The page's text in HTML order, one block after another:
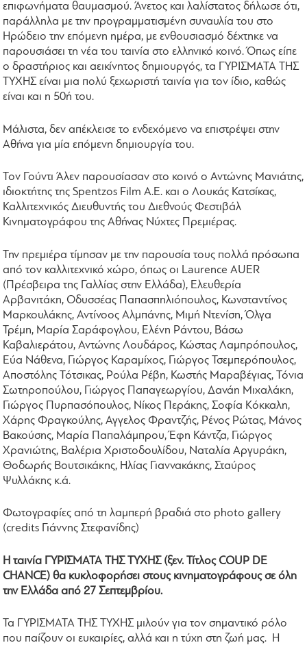
επιφωνήματα θαυμασμού. Άνετος και λαλίστατος δήλωσε ότι,
παράλληλα με την προγραμματισμένη συναυλία του στο
Ηρώδειο την επόμενη ημέρα, με ενθουσιασμό δέχτηκε να
παρουσιάσει τη νέα του ταινία στο ελληνικό κοινό. Όπως είπε
ο δραστήριος και αεικίνητος δημιουργός, τα ΓΥΡΙΣΜΑΤΑ ΤΗΣ
ΤΥΧΗΣ είναι μια πολύ ξεχωριστή ταινία για τον ίδιο, καθώς
είναι και η 50ή του.
Μάλιστα, δεν απέκλεισε το ενδεχόμενο να επιστρέψει στην
Αθήνα για μία επόμενη δημιουργία του.
Τον Γούντι Άλεν παρουσίασαν στο κοινό ο Αντώνης Μανιάτης,
ιδιοκτήτης της Spentzos Film Α.Ε. και ο Λουκάς Κατσίκας,
Καλλιτεχνικός Διευθυντής του Διεθνούς Φεστιβάλ
Κινηματογράφου της Αθήνας Νύχτες Πρεμιέρας.
Την πρεμιέρα τίμησαν με την παρουσία τους πολλά πρόσωπα
από τον καλλιτεχνικό χώρο, όπως οι Laurence AUER
(Πρέσβειρα της Γαλλίας στην Ελλάδα), Ελευθερία
Αρβανιτάκη, Οδυσσέας Παπασπηλιόπουλος, Κωνσταντίνος
Μαρκουλάκης, Αντίνοος Αλμπάνης, Μιμή Ντενίση, Όλγα
Τρέμη, Μαρία Σαράφογλου, Ελένη Ράντου, Βάσω
Καβαλιεράτου, Αντώνης Λουδάρος, Κώστας Λαμπρόπουλος,
Εύα Νάθενα, Γιώργος Καραμίχος, Γιώργος Τσεμπερόπουλος,
Αποστόλης Τότσικας, Ρούλα Ρέβη, Κωστής Μαραβέγιας, Τόνια
Σωτηροπούλου, Γιώργος Παπαγεωργίου, Δανάη Μιχαλάκη,
Γιώργος Πυρπασόπουλος, Νίκος Περάκης, Σοφία Κόκκαλη,
Χάρης Φραγκούλης, Αγγελος Φραντζής, Ρένος Ρώτας, Μάνος
Βακούσης, Μαρία Παπαλάμπρου, Έφη Κάντζα, Γιώργος
Χρανιώτης, Βαλέρια Χριστοδουλίδου, Ναταλία Αργυράκη,
Θοδωρής Βουτσικάκης, Ηλίας Γιαννακάκης, Σταύρος
Ψυλλάκης κ.ά.
Φωτογραφίες από τη λαμπερή βραδιά στο photo gallery
(credits Γιάννης Στεφανίδης)
Η ταινία ΓΥΡΙΣΜΑΤΑ ΤΗΣ ΤΥΧΗΣ (ξεν. Τίτλος COUP DE
CHANCE) θα κυκλοφορήσει στους κινηματογράφους σε όλη
την Ελλάδα από 27 Σεπτεμβρίου.
Τα ΓΥΡΙΣΜΑΤΑ ΤΗΣ ΤΥΧΗΣ μιλούν για τον σημαντικό ρόλο
που παίζουν οι ευκαιρίες, αλλά και η τύχη στη ζωή μας. Η